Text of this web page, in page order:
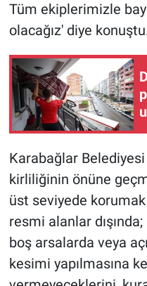
Tüm ekiplerimizle
olacağız' diye
Karabağlar
kirliliğinin önüne
üst seviyede
resmi alanlar
boş arsalarda veya
kesimi yapılmasına